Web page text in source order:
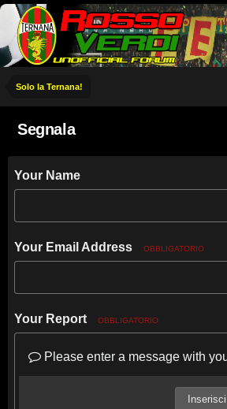
Solo la Ternana!
Segnala
Your Name
Your Email Address OBBLIGATORIO
Your Report OBBLIGATORIO
Please enter a message with